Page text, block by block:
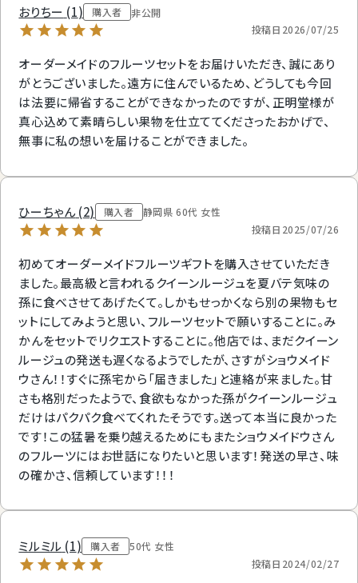
おりちー 1 購入者
非公開
投稿日 2026/07/25
オーダーメイドのフルーツセットをお届けいただき、誠にあり
がとうございました。遠方に住んでいるため、どうしても今回
は法要に帰省することができなかったのですが、正明堂様が
真心込めて素晴らしい果物を仕立ててくださったおかげで、
無事に私の想いを届けることができました。
ひーちゃん 2 購入者 静岡県 60代 女性
投稿日 2025/07/26
初めてオーダーメイドフルーツギフトを購入させていただき
ました。最高級と言われるクイーンルージュを夏バテ気味の
孫に食べさせてあげたくて。しかもせっかくなら別の果物もセ
ットにしてみようと思い、フルーツセットで願いすることに。み
かんをセットでリクエストすることに。他店では、まだクイーン
ルージュの発送も遅くなるようでしたが、さすがショウメイド
ウさん！！すぐに孫宅から「届きました」と連絡が来ました。甘
さも格別だったようで、食欲もなかった孫がクイーンルージュ
だけはパクパク食べてくれたそうです。送って本当に良かった
です！この猛暑を乗り越えるためにもまたショウメイドウさん
のフルーツにはお世話になりたいと思います！発送の早さ、味
の確かさ、信頼しています！！！
ミルミル 1 購入者 50代 女性
投稿日 2024/02/27